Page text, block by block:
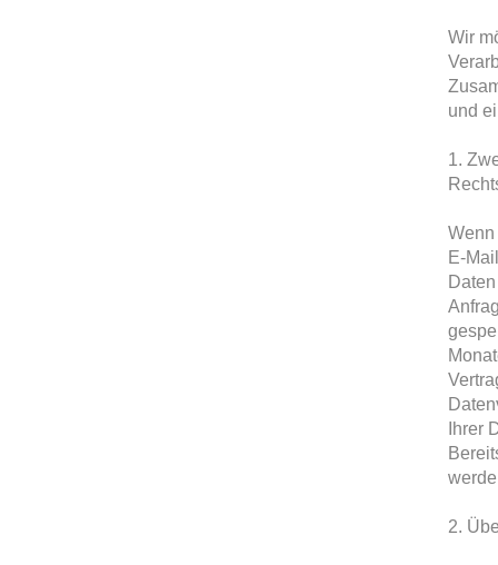
Wir
und
1.
Wenn
E-
Ihrer
2.